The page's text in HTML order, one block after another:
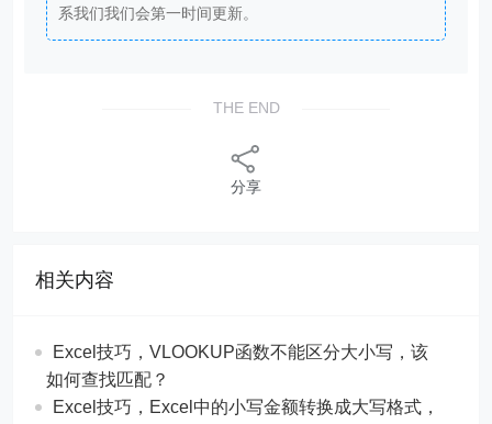
系我们我们会第一时间更新。
THE END
分享
相关内容
Excel技巧，​​VLOOKUP函数不能区分大小写，该
如何查找匹配？
​​Excel技巧，Excel中的小写金额转换成大写格式，